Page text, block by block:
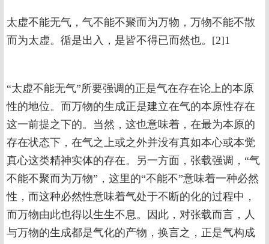
太虚不能无气，气不能不聚而为万物，万物不能不散
而为太虚。循是出入，是皆不得已而然也。[2]1
“太虚不能无气”所要强调的正是气在存在论上的本原
性的地位。而万物的生成正是建立在气的本原性存在
这一前提之下的。当然，这也意味着，在最为本原的
存在状态下，在气之上或之外并没有真如本心或本觉
真心这类精神实体的存在。另一方面，张载强调，“气
不能不聚而为万物”，这里的“不能不”意味着一种必然
性，而这种必然性意味着气处于不断的化的过程中，
而万物由此也得以生生不息。因此，对张载而言，人
与万物的生成都是气化的产物，换言之，正是气构成